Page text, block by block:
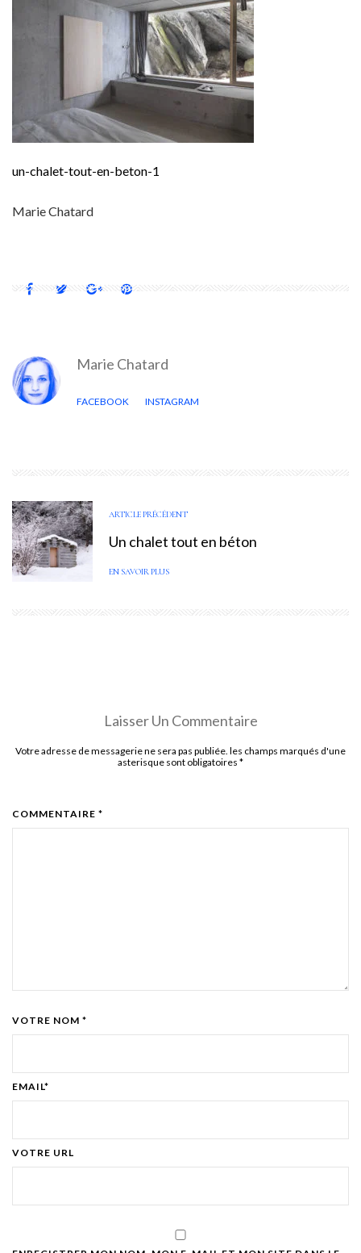
un-chalet-tout-en-beton-1
Marie Chatard
Marie Chatard
FACEBOOK INSTAGRAM
ARTICLE PRÉCÉDENT
Un chalet tout en béton
EN SAVOIR PLUS
Laisser Un Commentaire
Votre adresse de messagerie ne sera pas publiée. les champs marqués d'une
asterisque sont obligatoires *
COMMENTAIRE *
VOTRE NOM *
EMAIL*
VOTRE URL